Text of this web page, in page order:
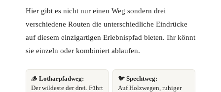
Hier gibt es nicht nur einen Weg sondern drei
verschiedene Routen die unterschiedliche Eindrücke
auf diesem einzigartigen Erlebnispfad bieten. Ihr könnt
sie einzeln oder kombiniert ablaufen.
🪵 Lotharpfadweg:
Der wildeste der drei. Führt
🐦 Spechtweg:
Auf Holzwegen, ruhiger